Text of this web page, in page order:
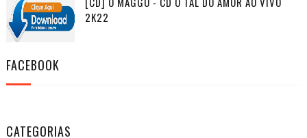
2K22
FACEBOOK
CATEGORIAS